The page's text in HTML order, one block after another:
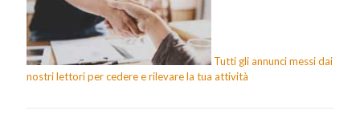
Tutti gli annunci messi dai
nostri lettori per cedere e rilevare la tua attività